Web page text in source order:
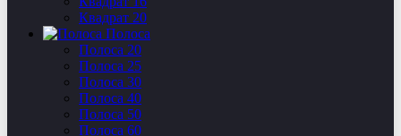
Квадрат 20
Полоса
Полоса 20
Полоса 25
Полоса 30
Полоса 40
Полоса 50
Полоса 60